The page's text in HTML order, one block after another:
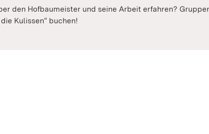
den Hofbaumeister und seine Arbeit erfahren?
Kulissen“ buchen!